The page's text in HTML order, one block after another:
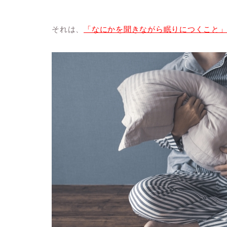
それは、 「なにかを聞きながら眠りにつくこと」